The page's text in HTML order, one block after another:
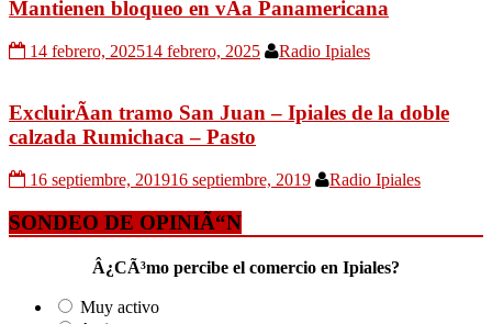
Mantienen bloqueo en vÃ­a Panamericana
14 febrero, 202514 febrero, 2025 Radio Ipiales
ExcluirÃ­an tramo San Juan – Ipiales de la doble
calzada Rumichaca – Pasto
16 septiembre, 201916 septiembre, 2019 Radio Ipiales
SONDEO DE OPINIÃ“N
Â¿CÃ³mo percibe el comercio en Ipiales?
Muy activo